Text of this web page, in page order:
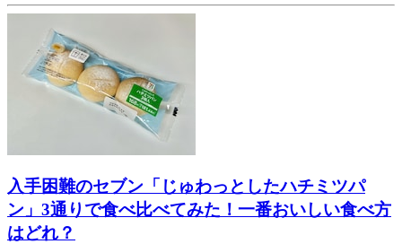
入手困難のセブン「じゅわっとしたハチミツパ
ン」3通りで食べ比べてみた！一番おいしい食べ方
はどれ？